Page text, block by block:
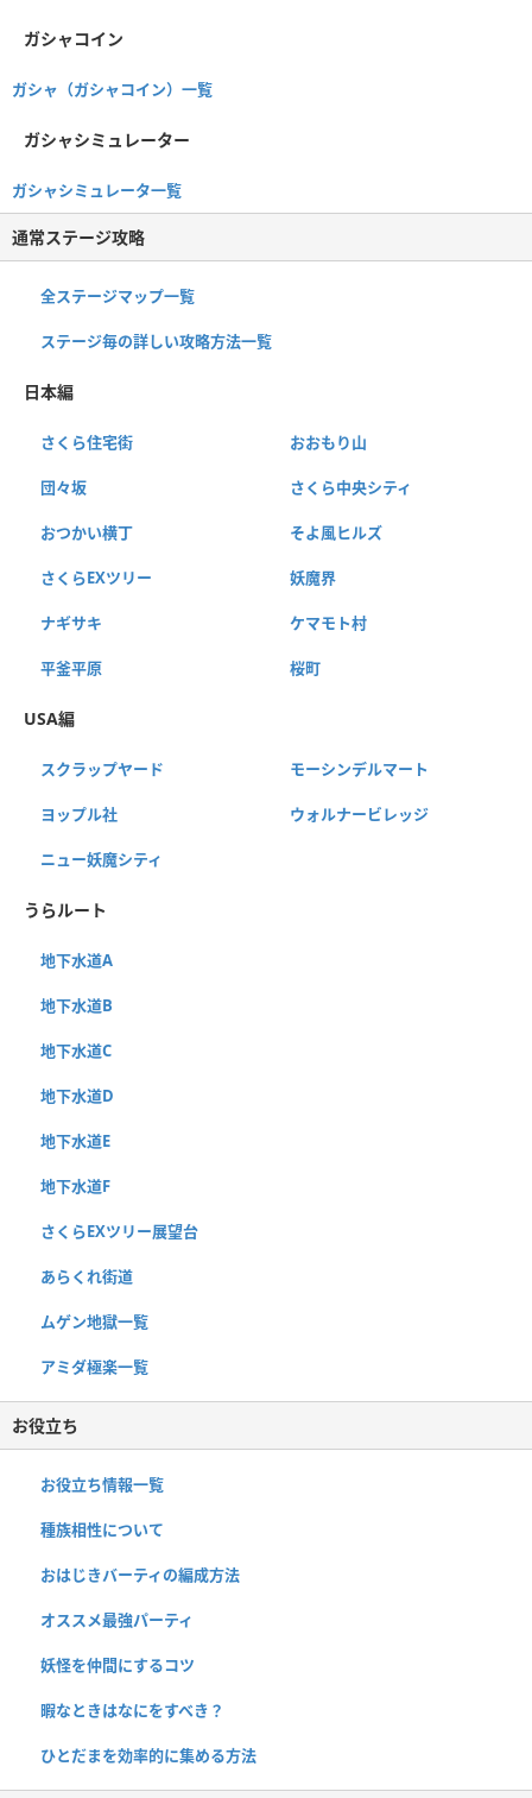
ガシャコイン
ガシャ（ガシャコイン）一覧
ガシャシミュレーター
ガシャシミュレータ一覧
通常ステージ攻略
全ステージマップ一覧
ステージ毎の詳しい攻略方法一覧
日本編
さくら住宅街 おおもり山
団々坂 さくら中央シティ
おつかい横丁 そよ風ヒルズ
さくらEXツリー 妖魔界
ナギサキ ケマモト村
平釜平原 桜町
USA編
スクラップヤード モーシンデルマート
ヨップル社 ウォルナービレッジ
ニュー妖魔シティ
うらルート
地下水道A
地下水道B
地下水道C
地下水道D
地下水道E
地下水道F
さくらEXツリー展望台
あらくれ街道
ムゲン地獄一覧
アミダ極楽一覧
お役立ち
お役立ち情報一覧
種族相性について
おはじきバーティの編成方法
オススメ最強パーティ
妖怪を仲間にするコツ
暇なときはなにをすべき？
ひとだまを効率的に集める方法